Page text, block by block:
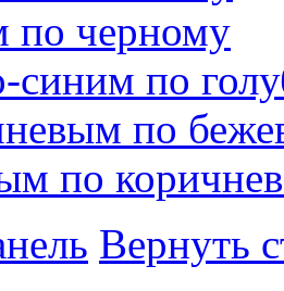
по черному
синим по
по
по
Вернуть